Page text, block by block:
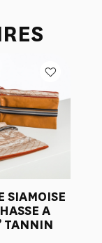
SIAMOISE
A
TANNIN